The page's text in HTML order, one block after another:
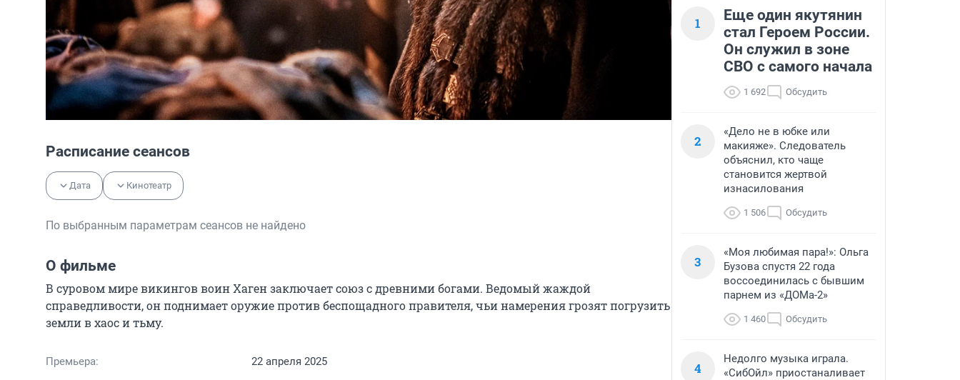
Расписание сеансов
Дата Кинотеатр
По выбранным параметрам сеансов не найдено
О фильме
В суровом мире викингов воин Хаген заключает союз с древними богами. Ведомый жаждой
справедливости, он поднимает оружие против беспощадного правителя, чьи намерения грозят погрузить
земли в хаос и тьму.
Премьера: 22 апреля 2025
1
Еще один якутянин
стал Героем России.
Он служил в зоне
СВО с самого начала
1 692 Обсудить
2
«Дело не в юбке или
макияже». Следователь
объяснил, кто чаще
становится жертвой
изнасилования
1 506 Обсудить
3
«Моя любимая пара!»: Ольга
Бузова спустя 22 года
воссоединилась с бывшим
парнем из «ДОМа-2»
1 460 Обсудить
4
Недолго музыка играла.
«СибОйл» приостаналивает